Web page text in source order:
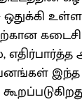
கடைசி
இந்த